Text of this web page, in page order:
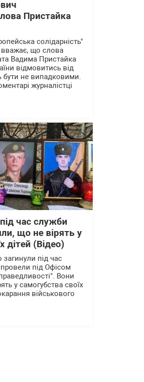
Пристайка
солідарність"
що слова
Вадима Пристайка
відмовитись від
бути не випадковими.
журналістці
час служби
що не вірять у
дітей (Відео)
загинули під час
під Офісом
Вони
у самогубства своїх
військового